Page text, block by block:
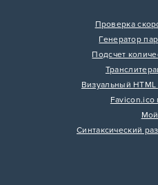
Проверка
Генератор
Подсчет
Визуальный
Favicon.ico
Синтаксический